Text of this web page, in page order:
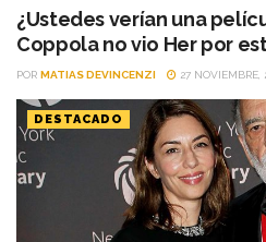
sabe es...
¿Ustedes verían una
Coppola no vio Her por
POR MATIAS DEVINCENZI 27 NOVIEMBRE,
DESTACADO